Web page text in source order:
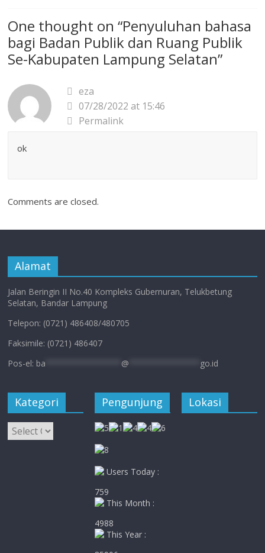
One thought on “Penyuluhan bahasa
bagi Badan Publik dan Ruang Publik
Se-Kabupaten Lampung Selatan”
eza
07/28/2022 at 15:46
Permalink
ok
Comments are closed.
Alamat
Jalan Beringin II No.40 Kompleks Gubernuran, Telukbetung
Selatan, Bandar Lampung
Telepon: (0721) 486408/480705
Faksimile: (0721) 486407
Pos-el: ba @ go.id
Kategori
Kategori
Pengunjung
Users Today :
759
This Month :
4988
This Year :
Lokasi